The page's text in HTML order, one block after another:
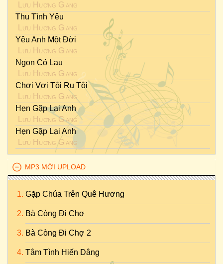
Lưu Hương Giang
Thu Tình Yêu
Lưu Hương Giang
Yêu Anh Một Đời
Lưu Hương Giang
Ngọn Cỏ Lau
Lưu Hương Giang
Chơi Vơi Tôi Ru Tôi
Lưu Hương Giang
Hẹn Gặp Lại Anh
Lưu Hương Giang
Hẹn Gặp Lại Anh
Lưu Hương Giang
MP3 MỚI UPLOAD
Gặp Chúa Trên Quê Hương
Bà Còng Đi Chợ
Bà Còng Đi Chợ 2
Tâm Tình Hiến Dâng